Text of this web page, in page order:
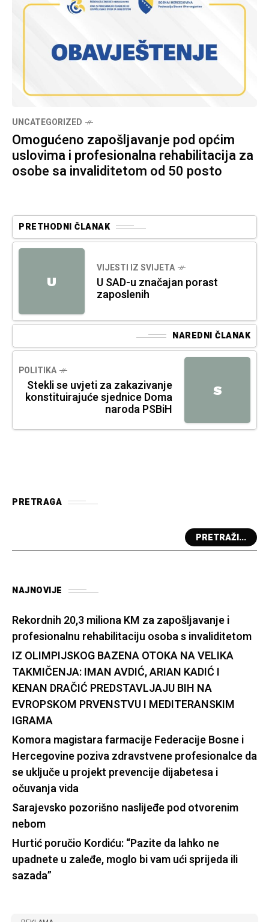
UNCATEGORIZED
Omogućeno zapošljavanje pod općim
uslovima i profesionalna rehabilitacija za
osobe sa invaliditetom od 50 posto
PRETHODNI ČLANAK
U
VIJESTI IZ SVIJETA
U SAD-u značajan porast
zaposlenih
NAREDNI ČLANAK
S
POLITIKA
Stekli se uvjeti za zakazivanje
konstituirajuće sjednice Doma
naroda PSBiH
PRETRAGA
PRETRAŽI...
NAJNOVIJE
Rekordnih 20,3 miliona KM za zapošljavanje i
profesionalnu rehabilitaciju osoba s invaliditetom
IZ OLIMPIJSKOG BAZENA OTOKA NA VELIKA
TAKMIČENJA: IMAN AVDIĆ, ARIAN KADIĆ I
KENAN DRAČIĆ PREDSTAVLJAJU BIH NA
EVROPSKOM PRVENSTVU I MEDITERANSKIM
IGRAMA
Komora magistara farmacije Federacije Bosne i
Hercegovine poziva zdravstvene profesionalce da
se uključe u projekt prevencije dijabetesa i
očuvanja vida
Sarajevsko pozorišno naslijeđe pod otvorenim
nebom
Hurtić poručio Kordiću: “Pazite da lahko ne
upadnete u zaleđe, moglo bi vam ući sprijeda ili
sazada”